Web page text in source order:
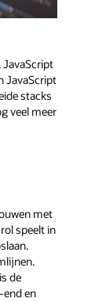
JavaScript
stacks
veel meer
met
speelt in
de
en